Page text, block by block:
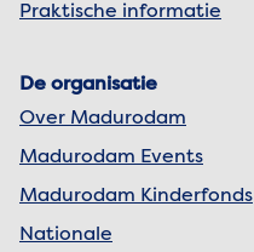
Praktische informatie
De organisatie
Over Madurodam
Madurodam Events
Madurodam Kinderfonds
Nationale